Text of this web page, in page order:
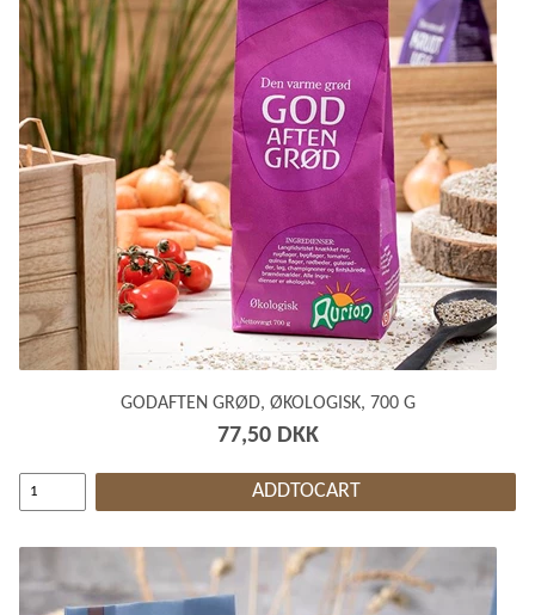
GODAFTEN GRØD, ØKOLOGISK, 700 G
77,50 DKK
ADDTOCART